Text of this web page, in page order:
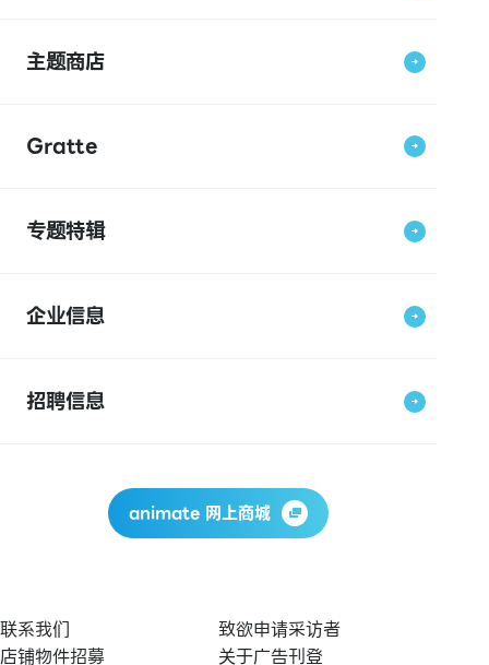
主题商店
Gratte
专题特辑
企业信息
招聘信息
animate 网上商城
联系我们
致欲申请采访者
店铺物件招募
关于广告刊登